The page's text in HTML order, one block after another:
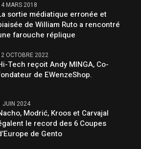
MARS 2018
sortie médiatique erronée et
de William Ruto a rencontré
farouche réplique
OCTOBRE 2022
Tech reçoit Andy MINGA, Co-
de EWenzeShop.
JUIN 2024
Modrić, Kroos et Carvajal
le record des 6 Coupes
de Gento